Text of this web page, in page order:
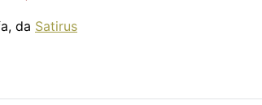
da Satirus